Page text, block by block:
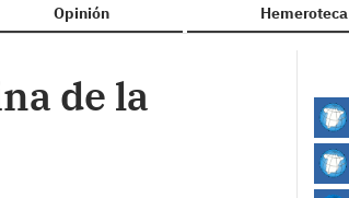
Opinión Hemeroteca
de la